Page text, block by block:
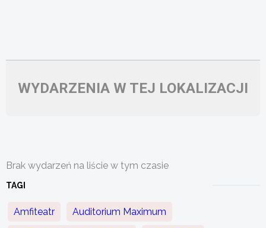
WYDARZENIA W TEJ LOKALIZACJI
Brak wydarzeń na liście w tym czasie
TAGI
Amfiteatr Auditorium Maximum